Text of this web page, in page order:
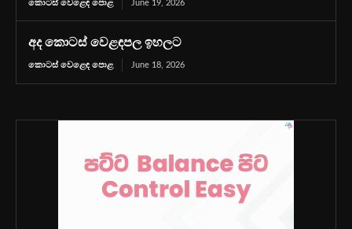
කොටස් වෙළෙඳ පොළ June 19, 2026
අද කොටස් වෙළඳපල ඉහලට
කොටස් වෙළෙඳ පොළ June 18, 2026